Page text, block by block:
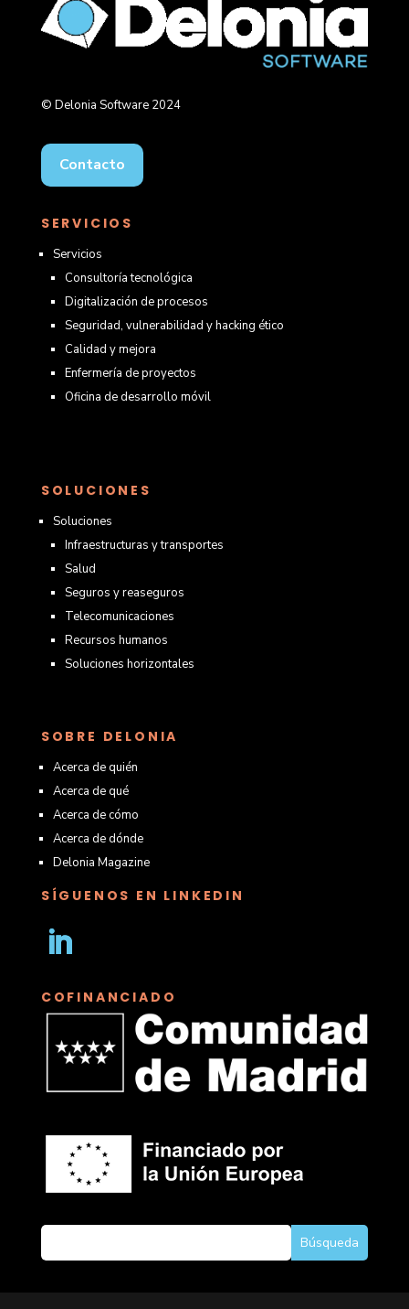
© Delonia Software 2024
Contacto
SERVICIOS
Servicios
Consultoría tecnológica
Digitalización de procesos
Seguridad, vulnerabilidad y hacking ético
Calidad y mejora
Enfermería de proyectos
Oficina de desarrollo móvil
SOLUCIONES
Soluciones
Infraestructuras y transportes
Salud
Seguros y reaseguros
Telecomunicaciones
Recursos humanos
Soluciones horizontales
SOBRE DELONIA
Acerca de quién
Acerca de qué
Acerca de cómo
Acerca de dónde
Delonia Magazine
SÍGUENOS EN LINKEDIN
COFINANCIADO